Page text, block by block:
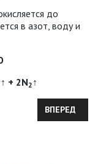
до
в азот, воду и
↑ + 2N2 ↑
АТАКУЕТ
ВПЕРЕД